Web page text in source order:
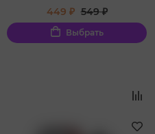
449 ₽ 549 ₽
Выбрать